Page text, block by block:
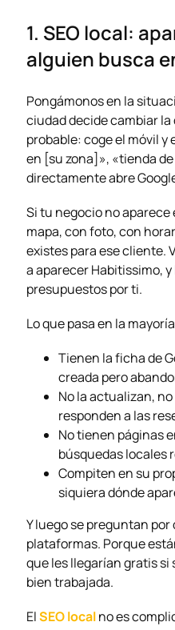
1. SEO local:
alguien busca
Pongámonos en la
ciudad decide cambiar la
probable: coge el móvil y
en [su zona]», «tienda
directamente abre
Si tu negocio no
mapa, con foto, con
existes para ese cliente.
a aparecer Habitissimo,
presupuestos por ti.
Lo que pasa en la
Tienen la ficha de
creada pero
No la actualizan,
responden a las
No tienen páginas
búsquedas locales
Compiten en su
siquiera dónde
Y luego se preguntan
plataformas. Porque
que les llegarían gratis
bien trabajada.
ElSEO localno es